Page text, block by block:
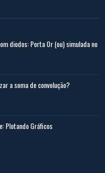
diodos: Porta Or (ou) simulada no
a soma de convolução?
Plotando Gráficos